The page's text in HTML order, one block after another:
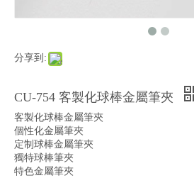
分享到:
CU-754 客製化球棒金屬筆夾
客製化球棒金屬筆夾
個性化金屬筆夾
定制球棒金屬筆夾
獨特球棒筆夾
特色金屬筆夾